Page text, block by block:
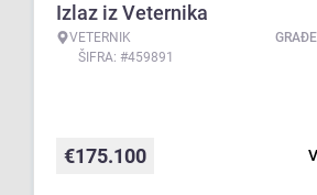
Izlaz iz Veternika
VETERNIK
ŠIFRA: #459891
€175.100